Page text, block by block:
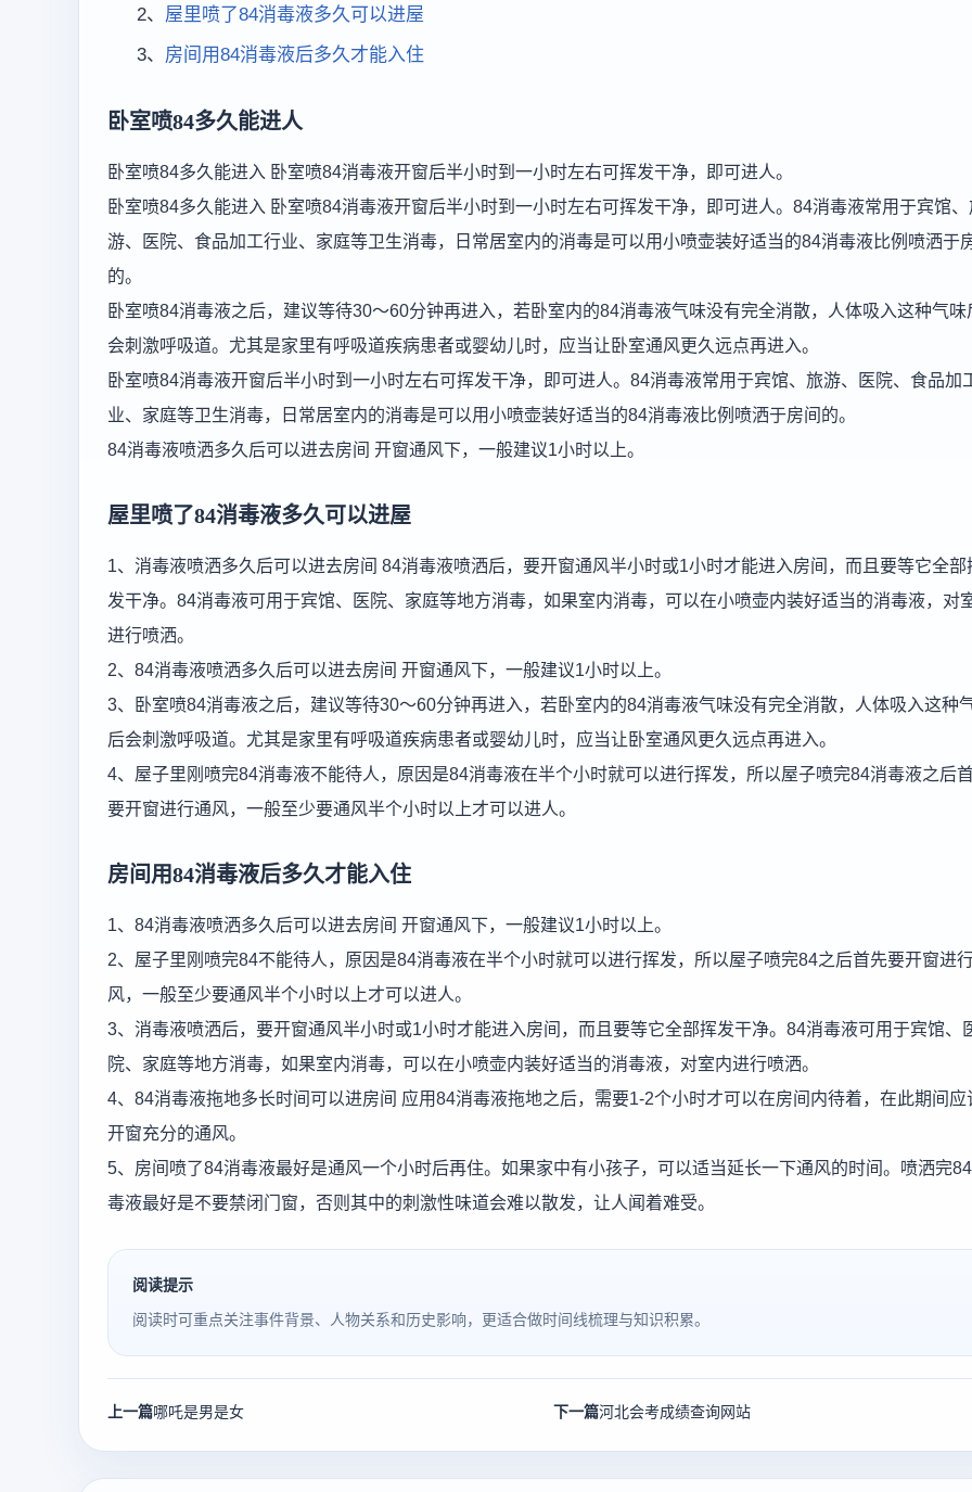
2、 屋里喷了84消毒液多久可以进屋
3、 房间用84消毒液后多久才能入住
卧室喷84多久能进人
卧室喷84多久能进入 卧室喷84消毒液开窗后半小时到一小时左右可挥发干净，即可进人。
卧室喷84多久能进入 卧室喷84消毒液开窗后半小时到一小时左右可挥发干净，即可进人。84消毒液常用于宾馆、
游、医院、食品加工行业、家庭等卫生消毒，日常居室内的消毒是可以用小喷壶装好适当的84消毒液比例喷洒于
的。
卧室喷84消毒液之后，建议等待30～60分钟再进入，若卧室内的84消毒液气味没有完全消散，人体吸入这种气味
会刺激呼吸道。尤其是家里有呼吸道疾病患者或婴幼儿时，应当让卧室通风更久远点再进入。
卧室喷84消毒液开窗后半小时到一小时左右可挥发干净，即可进人。84消毒液常用于宾馆、旅游、医院、食品加
业、家庭等卫生消毒，日常居室内的消毒是可以用小喷壶装好适当的84消毒液比例喷洒于房间的。
84消毒液喷洒多久后可以进去房间 开窗通风下，一般建议1小时以上。
屋里喷了84消毒液多久可以进屋
1、消毒液喷洒多久后可以进去房间 84消毒液喷洒后，要开窗通风半小时或1小时才能进入房间，而且要等它全部
发干净。84消毒液可用于宾馆、医院、家庭等地方消毒，如果室内消毒，可以在小喷壶内装好适当的消毒液，对
进行喷洒。
2、84消毒液喷洒多久后可以进去房间 开窗通风下，一般建议1小时以上。
3、卧室喷84消毒液之后，建议等待30～60分钟再进入，若卧室内的84消毒液气味没有完全消散，人体吸入这种
后会刺激呼吸道。尤其是家里有呼吸道疾病患者或婴幼儿时，应当让卧室通风更久远点再进入。
4、屋子里刚喷完84消毒液不能待人，原因是84消毒液在半个小时就可以进行挥发，所以屋子喷完84消毒液之后
要开窗进行通风，一般至少要通风半个小时以上才可以进人。
房间用84消毒液后多久才能入住
1、84消毒液喷洒多久后可以进去房间 开窗通风下，一般建议1小时以上。
2、屋子里刚喷完84不能待人，原因是84消毒液在半个小时就可以进行挥发，所以屋子喷完84之后首先要开窗进
风，一般至少要通风半个小时以上才可以进人。
3、消毒液喷洒后，要开窗通风半小时或1小时才能进入房间，而且要等它全部挥发干净。84消毒液可用于宾馆、
院、家庭等地方消毒，如果室内消毒，可以在小喷壶内装好适当的消毒液，对室内进行喷洒。
4、84消毒液拖地多长时间可以进房间 应用84消毒液拖地之后，需要1-2个小时才可以在房间内待着，在此期间应
开窗充分的通风。
5、房间喷了84消毒液最好是通风一个小时后再住。如果家中有小孩子，可以适当延长一下通风的时间。喷洒完
毒液最好是不要禁闭门窗，否则其中的刺激性味道会难以散发，让人闻着难受。
阅读提示
阅读时可重点关注事件背景、人物关系和历史影响，更适合做时间线梳理与知识积累。
上一篇哪吒是男是女 下一篇河北会考成绩查询网站